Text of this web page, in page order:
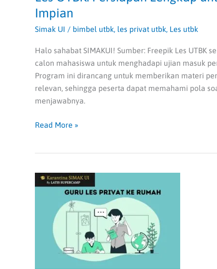
Impian
Simak UI / bimbel utbk, les privat utbk, Les utbk
Halo sahabat SIMAKUI! Sumber: Freepik Les UTBK
calon mahasiswa untuk menghadapi ujian masuk
Program ini dirancang untuk memberikan materi
relevan, sehingga peserta dapat memahami pola
menjawabnya.
Read More »
Guru
Investasi
Berharga